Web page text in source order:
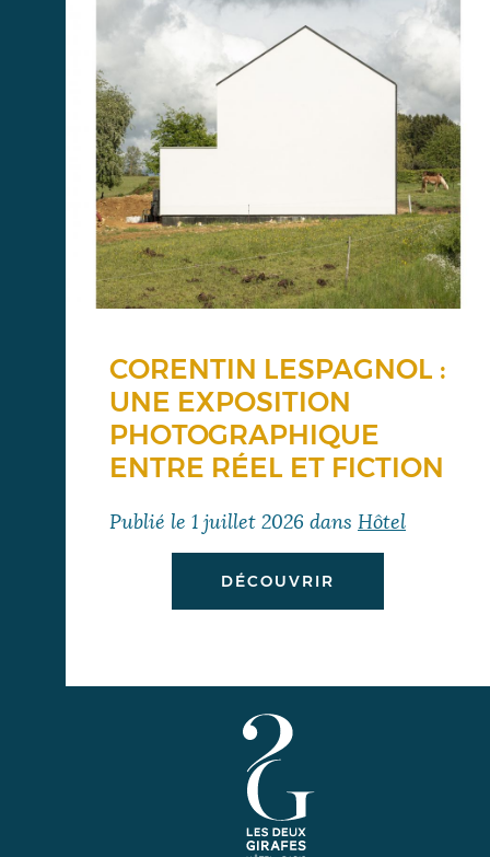
CORENTIN LESPAGNOL :
UNE EXPOSITION
PHOTOGRAPHIQUE
ENTRE RÉEL ET FICTION
Publié le 1 juillet 2026 dans Hôtel
DÉCOUVRIR